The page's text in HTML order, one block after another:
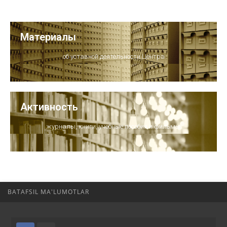
Материалы
об уставной деятельности Центра
Активность
журналы, книги, учебные пособия и фильмы
BATAFSIL MA'LUMOTLAR